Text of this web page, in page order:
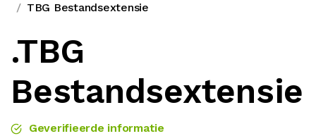
TBG Bestandsextensie
.TBG
Bestandsextensie
Geverifieerde informatie